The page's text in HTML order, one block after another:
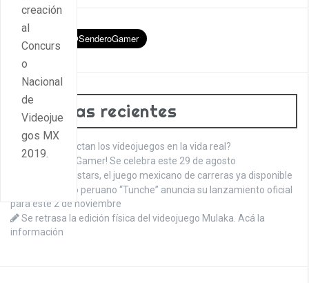
creación
al
Concurs
o
Nacional
de
Videojue
gos MX
2019.
Entradas recientes
¿Cómo impactan los videojuegos en la vida real?
¡Feliz día del Gamer! Se celebra este 29 de agosto
Circuit Superstars, el juego mexicano de carreras ya disponible
El videojuego peruano “Tunche” anuncia su lanzamiento oficial
para este 2 de noviembre
Se retrasa la edición física del videojuego Mulaka. Acá la
información